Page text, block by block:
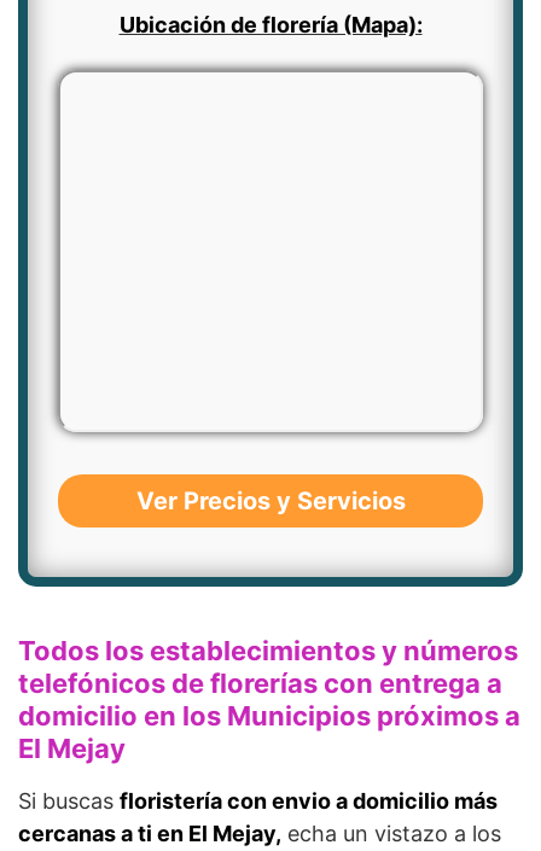
Ubicación de florería (Mapa):
Ver Precios y Servicios
Todos los establecimientos y números
telefónicos de florerías con entrega a
domicilio en los Municipios próximos a
El Mejay
Si buscas floristería con envio a domicilio más
cercanas a ti en El Mejay, echa un vistazo a los